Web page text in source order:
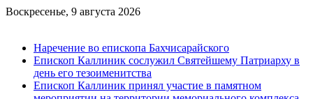
Воскресенье, 9 августа 2026
Наречение во епископа Бахчисарайского
Епископ Каллиник сослужил Святейшему Патриарху в
день его тезоименитства
Епископ Каллиник принял участие в памятном